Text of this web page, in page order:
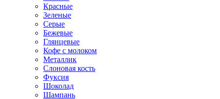
Красные
Зеленые
Серые
Бежевые
Глянцевые
Кофе с молоком
Металлик
Слоновая кость
Фуксия
Шоколад
Шампань